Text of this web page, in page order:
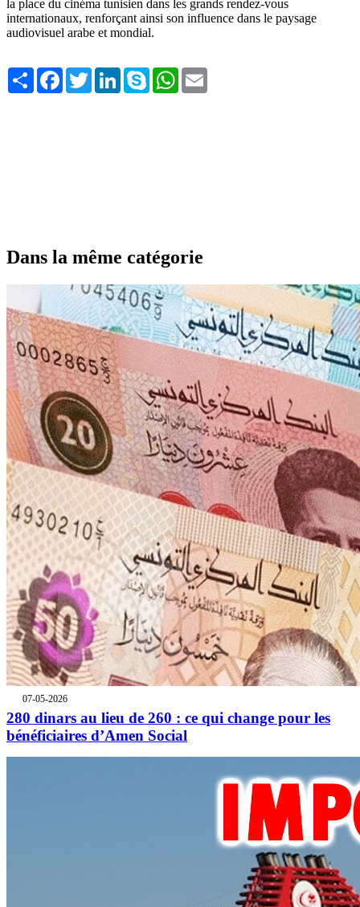
la place du cinéma tunisien dans les grands rendez-vous
internationaux, renforçant ainsi son influence dans le paysage
audiovisuel arabe et mondial.
Share FacebookTwitterLinkedInSkype WhatsApp
Dans la même catégorie
07-05-2026
280 dinars au lieu de 260 : ce qui change pour les
bénéficiaires d’Amen Social